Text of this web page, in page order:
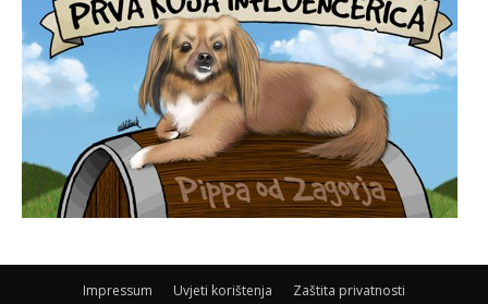
Impressum Uvjeti korištenja Zaštita privatnosti